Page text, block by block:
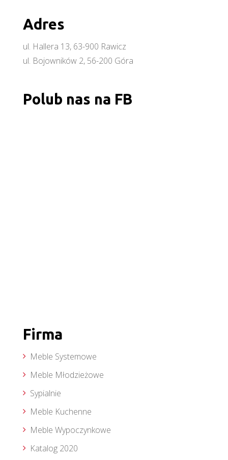
Adres
ul. Hallera 13, 63-900 Rawicz
ul. Bojowników 2, 56-200 Góra
Polub nas na FB
Firma
Meble Systemowe
Meble Młodzieżowe
Sypialnie
Meble Kuchenne
Meble Wypoczynkowe
Katalog 2020